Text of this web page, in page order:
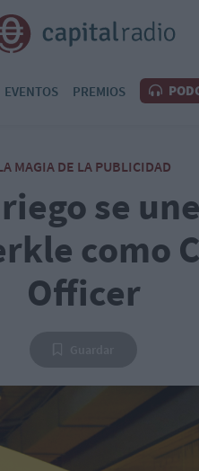
EVENTOS PREMIOS
MAGIA DE LA PUBLICIDAD
se
como
Officer